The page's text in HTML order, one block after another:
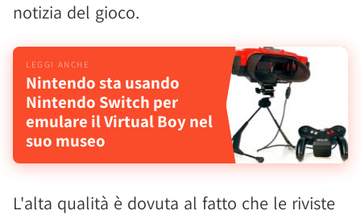
notizia del gioco.
Nintendo sta usando
Nintendo Switch per
emulare il Virtual Boy nel
suo museo
L'alta qualità è dovuta al fatto che le riviste